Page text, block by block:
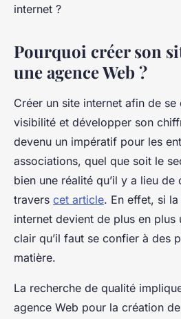
internet ?
Pourquoi créer son
une agence Web ?
Créer un site internet afin de
visibilité et développer son
devenu un impératif pour les
associations, quel que soit le
bien une réalité qu’il y a lieu de
travers cet article. En effet, si
internet devient de plus en plus
clair qu’il faut se confier à des
matière.
La recherche de qualité
agence Web pour la création